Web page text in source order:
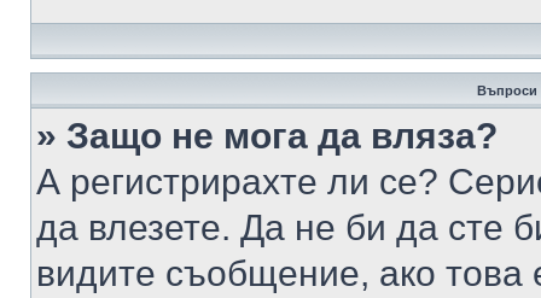
Въпроси
» Защо не мога да вляза?
А регистрирахте ли се?
да влезете. Да не би да сте
видите съобщение, ако това